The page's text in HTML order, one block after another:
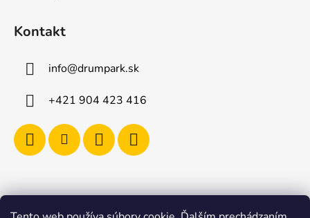
Kontakt
info@drumpark.sk
+421 904 423 416